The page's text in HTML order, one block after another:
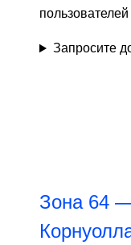
Запросите
Зона 64